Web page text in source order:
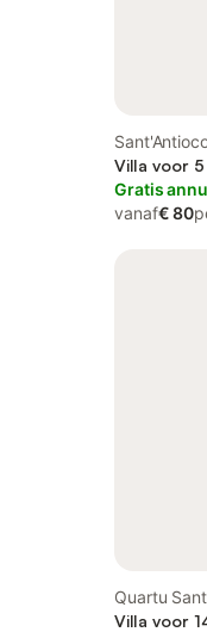
Villa voor
Gratis
vanaf€ 80
Quartu
Villa voor